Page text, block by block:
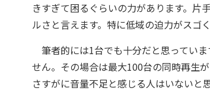
きすぎて困るぐらいの力があります。片
ルさと言えます。特に低域の迫力がスゴ
筆者的には1台でも十分だと思ってい
せん。その場合は最大100台の同時再生
さすがに音量不足と感じる人はいない